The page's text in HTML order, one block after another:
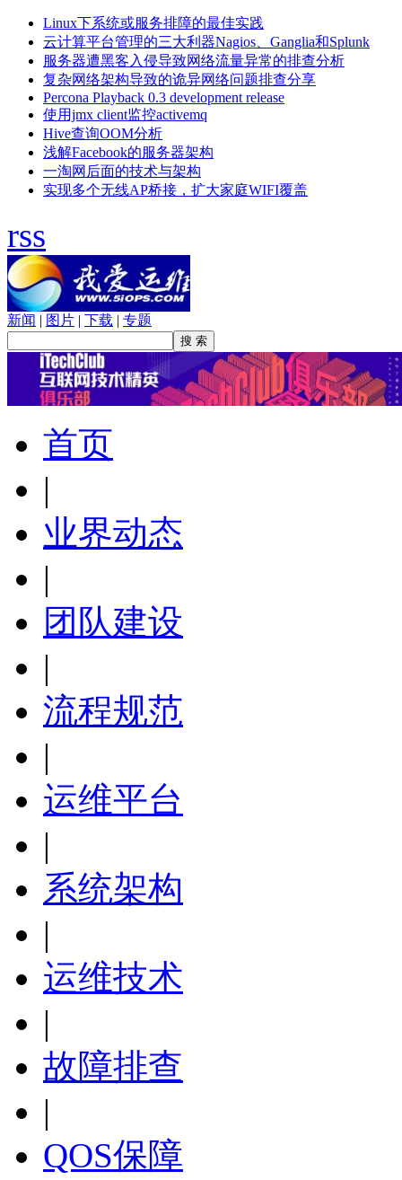
Linux下系统或服务排障的最佳实践
云计算平台管理的三大利器Nagios、Ganglia和Splunk
服务器遭黑客入侵导致网络流量异常的排查分析
复杂网络架构导致的诡异网络问题排查分享
Percona Playback 0.3 development release
使用jmx client监控activemq
Hive查询OOM分析
浅解Facebook的服务器架构
一淘网后面的技术与架构
实现多个无线AP桥接，扩大家庭WIFI覆盖
rss
新闻 | 图片 | 下载 | 专题
首页
|
业界动态
|
团队建设
|
流程规范
|
运维平台
|
系统架构
|
运维技术
|
故障排查
|
QOS保障